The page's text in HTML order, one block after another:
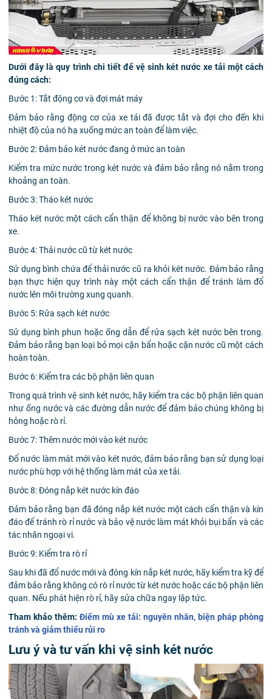
Dưới đây là quy trình chi tiết để vệ sinh két nước xe tải một cách
đúng cách:
Bước 1: Tắt động cơ và đợi mát máy
Đảm bảo rằng động cơ của xe tải đã được tắt và đợi cho đến khi
nhiệt độ của nó hạ xuống mức an toàn để làm việc.
Bước 2: Đảm bảo két nước đang ở mức an toàn
Kiểm tra mức nước trong két nước và đảm bảo rằng nó nằm trong
khoảng an toàn.
Bước 3: Tháo két nước
Tháo két nước một cách cẩn thận để không bị nước vào bên trong
xe.
Bước 4: Thải nước cũ từ két nước
Sử dụng bình chứa để thải nước cũ ra khỏi két nước. Đảm bảo rằng
bạn thực hiện quy trình này một cách cẩn thận để tránh làm đổ
nước lên môi trường xung quanh.
Bước 5: Rửa sạch két nước
Sử dụng bình phun hoặc ống dẫn để rửa sạch két nước bên trong.
Đảm bảo rằng bạn loại bỏ mọi cặn bẩn hoặc cặn nước cũ một cách
hoàn toàn.
Bước 6: Kiểm tra các bộ phận liên quan
Trong quá trình vệ sinh két nước, hãy kiểm tra các bộ phận liên quan
như ống nước và các đường dẫn nước để đảm bảo chúng không bị
hỏng hoặc rò rỉ.
Bước 7: Thêm nước mới vào két nước
Đổ nước làm mát mới vào két nước, đảm bảo rằng bạn sử dụng loại
nước phù hợp với hệ thống làm mát của xe tải.
Bước 8: Đóng nắp két nước kín đáo
Đảm bảo rằng bạn đã đóng nắp két nước một cách cẩn thận và kín
đáo để tránh rò rỉ nước và bảo vệ nước làm mát khỏi bụi bẩn và các
tác nhân ngoại vi.
Bước 9: Kiểm tra rò rỉ
Sau khi đã đổ nước mới và đóng kín nắp két nước, hãy kiểm tra kỹ để
đảm bảo rằng không có rò rỉ nước từ két nước hoặc các bộ phận liên
quan. Nếu phát hiện rò rỉ, hãy sửa chữa ngay lập tức.
Tham khảo thêm:Điểm mù xe tải: nguyên nhân, biện pháp phòng
tránh và giảm thiểu rủi ro
Lưu ý và tư vấn khi vệ sinh két nước